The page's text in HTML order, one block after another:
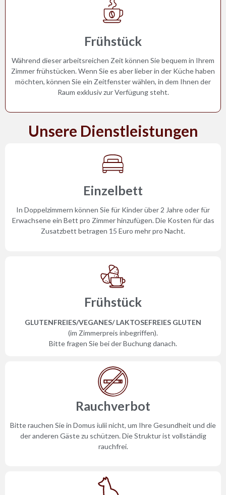
Frühstück
Während dieser arbeitsreichen Zeit können Sie bequem in Ihrem
Zimmer frühstücken. Wenn Sie es aber lieber in der Küche haben
möchten, können Sie ein Zeitfenster wählen, in dem Ihnen der
Raum exklusiv zur Verfügung steht.
Unsere Dienstleistungen
Einzelbett
In Doppelzimmern können Sie für Kinder über 2 Jahre oder für
Erwachsene ein Bett pro Zimmer hinzufügen. Die Kosten für das
Zusatzbett betragen 15 Euro mehr pro Nacht.
Frühstück
GLUTENFREIES/VEGANES/ LAKTOSEFREIES GLUTEN
(im Zimmerpreis inbegriffen).
Bitte fragen Sie bei der Buchung danach.
Rauchverbot
Bitte rauchen Sie in Domus iulii nicht, um Ihre Gesundheit und die
der anderen Gäste zu schützen. Die Struktur ist vollständig
rauchfrei.